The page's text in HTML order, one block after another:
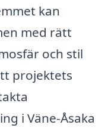
kan
med rätt
och stil
projektets
i Väne-Åsaka